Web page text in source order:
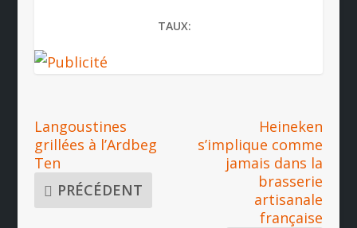
TAUX:
Langoustines
grillées à l’Ardbeg
Ten
PRÉCÉDENT
Heineken
s’implique comme
jamais dans la
brasserie
artisanale
française